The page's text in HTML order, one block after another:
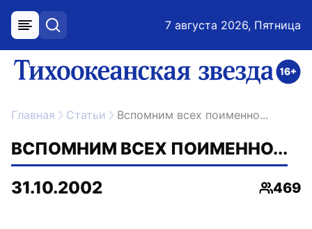
меню поиск 7 августа 2026, Пятница
ссылка на главную
Главная Статьи Вспомним всех поименно...
ВСПОМНИМ ВСЕХ ПОИМЕННО...
31.10.2002
469